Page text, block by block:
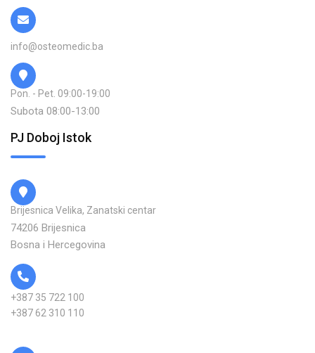
info@osteomedic.ba
Pon. - Pet. 09:00-19:00
Subota 08:00-13:00
PJ Doboj Istok
Brijesnica Velika, Zanatski centar
74206 Brijesnica
Bosna i Hercegovina
+387 35 722 100
+387 62 310 110